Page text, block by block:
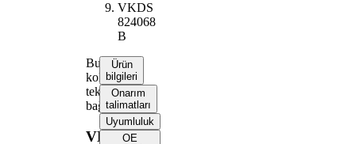
VKDS
824068
B
Bugi
kolu,
tekerlek
bağlantısı
VKDS
Ürün
bilgileri
Onarım
talimatları
Uyumluluk
OE